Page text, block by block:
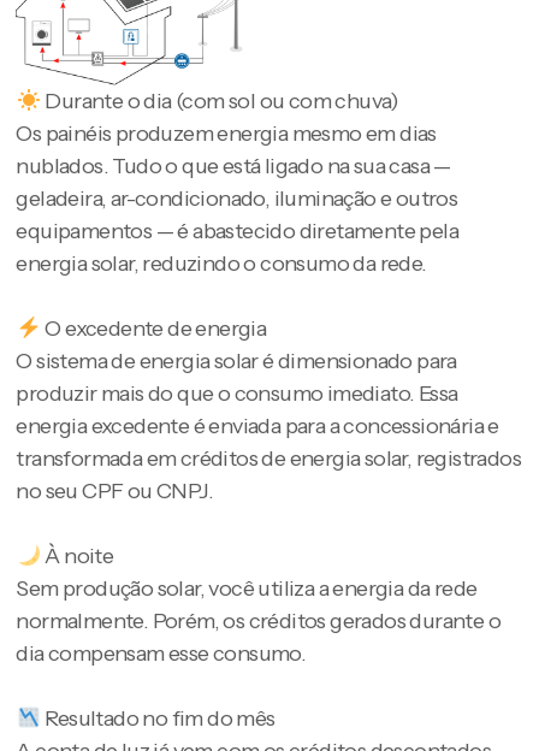
Durante o dia (com sol ou com chuva)
Os painéis produzem energia mesmo em dias
nublados. Tudo o que está ligado na sua casa —
geladeira, ar-condicionado, iluminação e outros
equipamentos — é abastecido diretamente pela
energia solar, reduzindo o consumo da rede.
O excedente de energia
O sistema de energia solar é dimensionado para
produzir mais do que o consumo imediato. Essa
energia excedente é enviada para a concessionária e
transformada em créditos de energia solar, registrados
no seu CPF ou CNPJ.
À noite
Sem produção solar, você utiliza a energia da rede
normalmente. Porém, os créditos gerados durante o
dia compensam esse consumo.
Resultado no fim do mês